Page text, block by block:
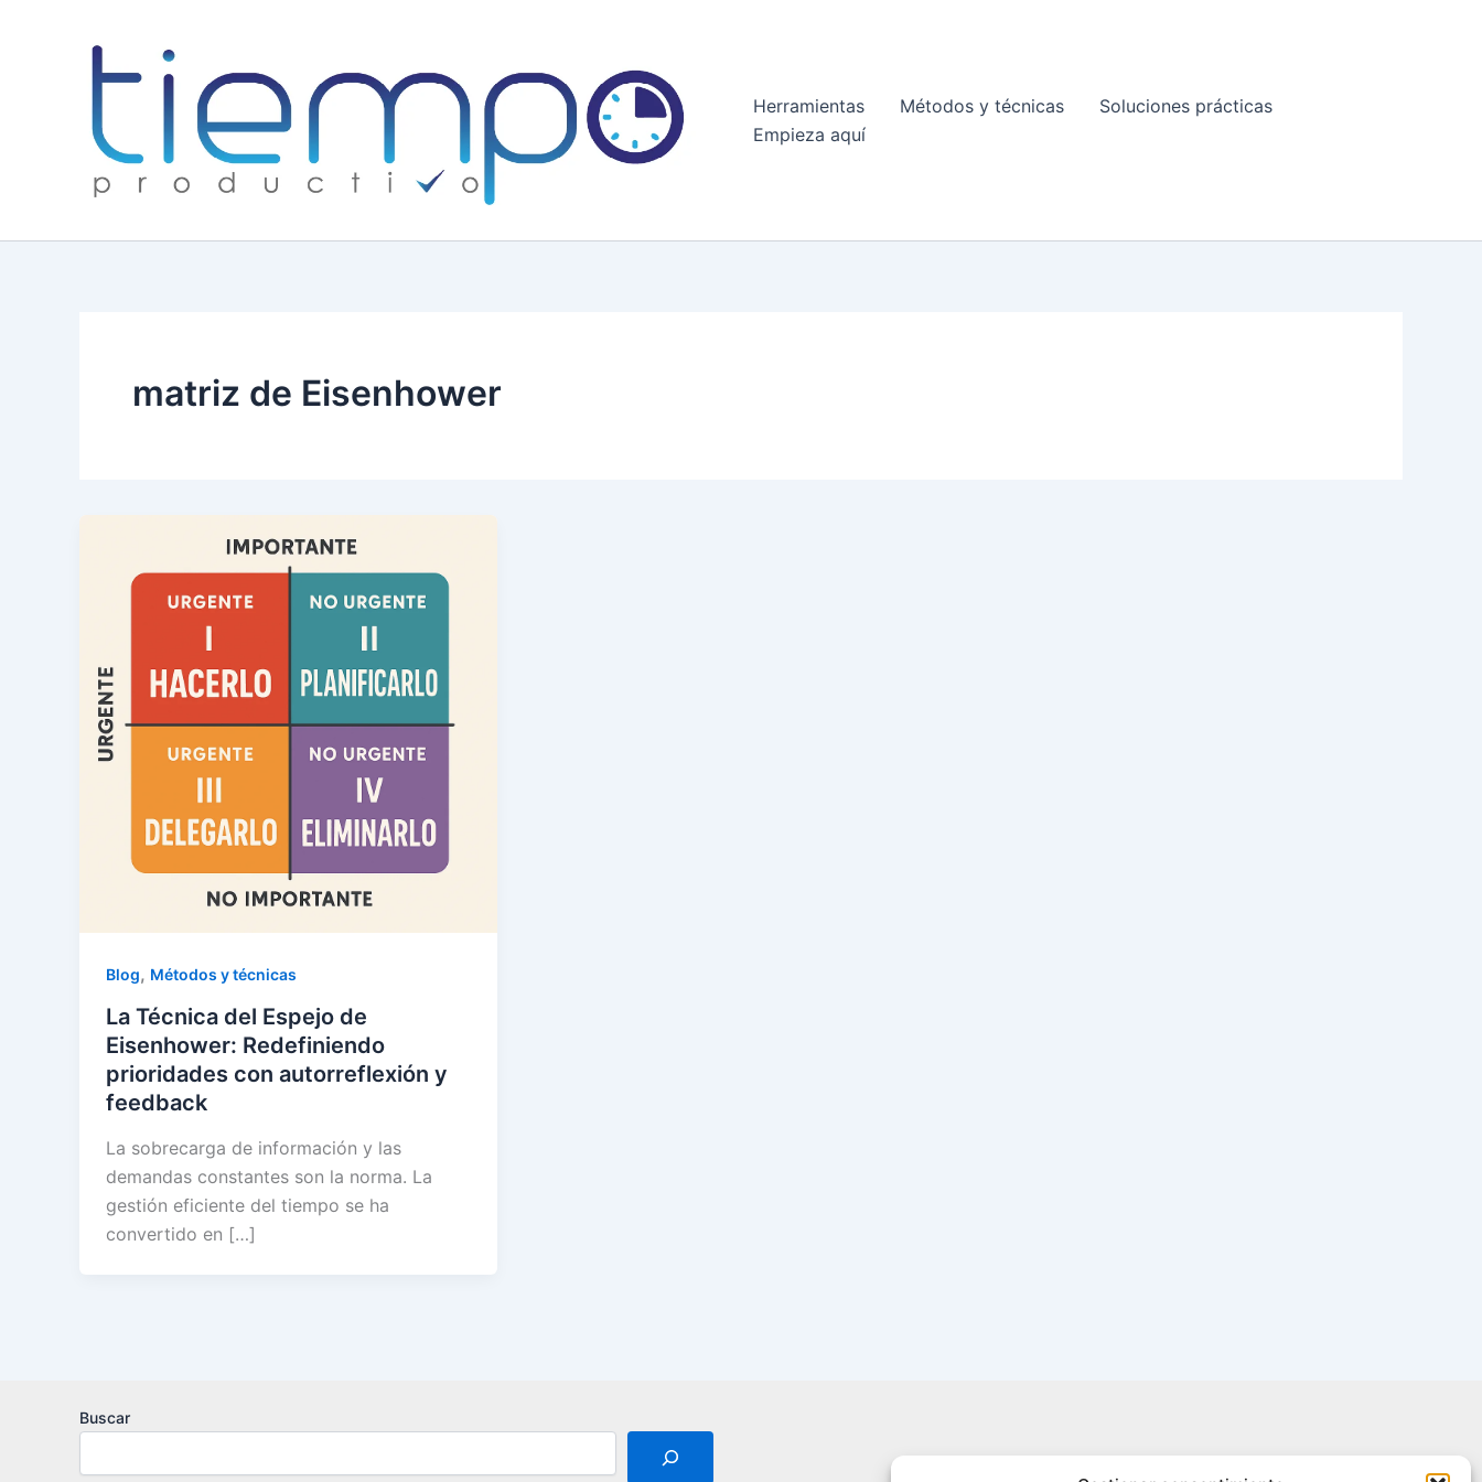
Herramientas
Métodos y técnicas
Soluciones prácticas
Empieza aquí
matriz de Eisenhower
Blog, Métodos y técnicas
La Técnica del Espejo de
Eisenhower: Redefiniendo
prioridades con autorreflexión y
feedback
La sobrecarga de información y las
demandas constantes son la norma. La
gestión eficiente del tiempo se ha
convertido en […]
Buscar